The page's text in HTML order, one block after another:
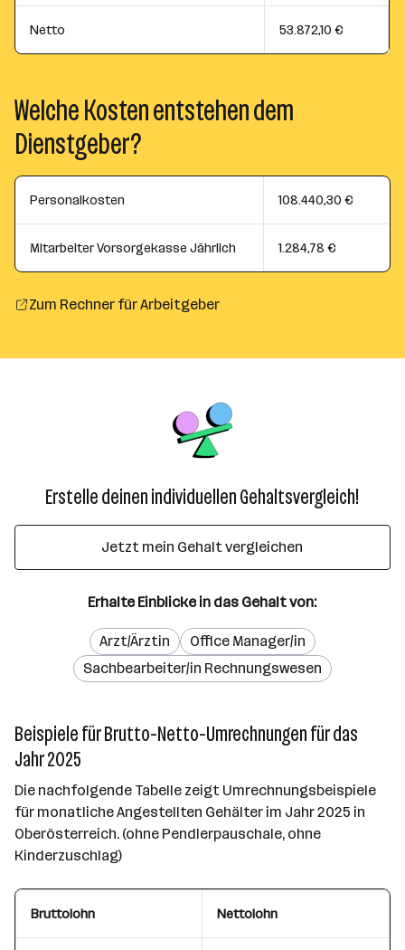
Netto 53.872,10 €
Welche Kosten entstehen dem
Dienstgeber?
Personalkosten 108.440,30 €
Mitarbeiter Vorsorgekasse Jährlich 1.284,78 €
Zum Rechner für Arbeitgeber
Erstelle deinen individuellen Gehaltsvergleich!
Jetzt mein Gehalt vergleichen
Erhalte Einblicke in das Gehalt von:
Arzt/Ärztin
Office Manager/in
Sachbearbeiter/in Rechnungswesen
Beispiele für Brutto-Netto-Umrechnungen für das
Jahr 2025
Die nachfolgende Tabelle zeigt Umrechnungsbeispiele
für monatliche Angestellten Gehälter im Jahr 2025 in
Oberösterreich. (ohne Pendlerpauschale, ohne
Kinderzuschlag)
Bruttolohn Nettolohn